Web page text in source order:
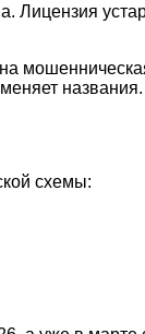
названия.
схемы: